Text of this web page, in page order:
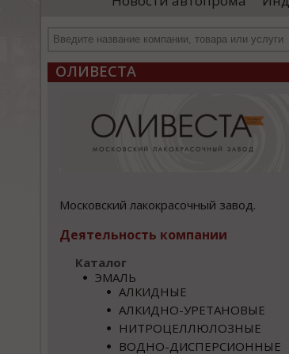
департамента продаж и контрактации
ОЛИВЕСТА
Московский лакокрасочный завод.
Деятельность компании
Каталог
ЭМАЛЬ
АЛКИДНЫЕ
АЛКИДНО-УРЕТАНОВЫЕ
НИТРОЦЕЛЛЮЛОЗНЫЕ
ВОДНО-ДИСПЕРСИОННЫЕ